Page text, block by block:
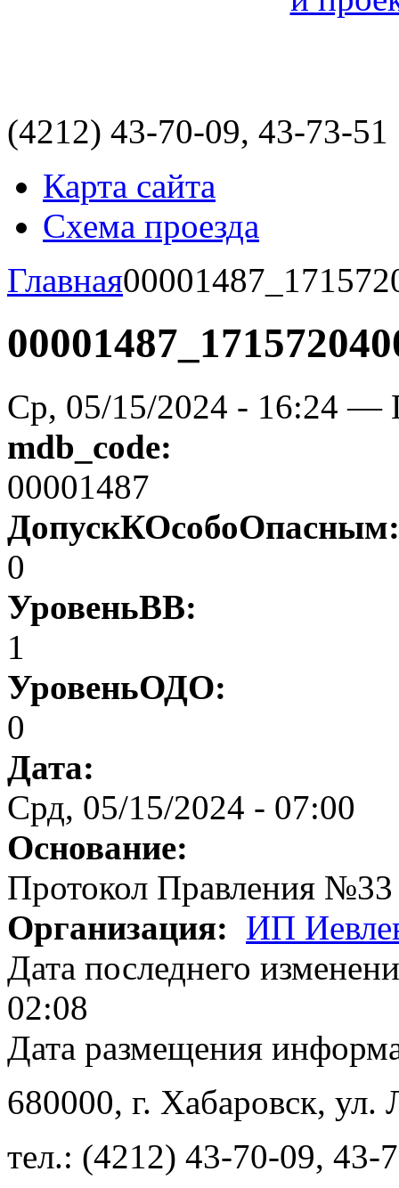
(4212) 43-70-09, 43-73-51
Карта сайта
Схема проезда
Главная
Ср, 05/15/2024 - 16:24 —
mdb_code:
00001487
0
УровеньВВ:
1
УровеньОДО:
0
Дата:
Срд, 05/15/2024 - 07:00
Основание:
Протокол Правления №33
Организация: ИП
Дата последнего
02:08
Дата размещения
680000, г. Хабаровск, ул.
тел.: (4212) 43-70-09, 43-